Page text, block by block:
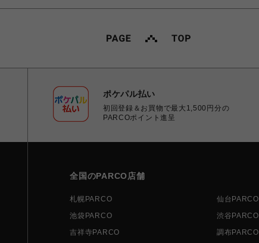
ポケパル払い
初回登録＆お買物で最大1,500円分の
PARCOポイント進呈
全国のPARCO店舗
札幌PARCO 仙台PARCO
池袋PARCO
渋谷PARCO
吉祥寺PARCO
調布PARCO